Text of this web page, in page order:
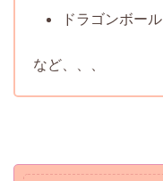
ドラゴンボール
など、、、